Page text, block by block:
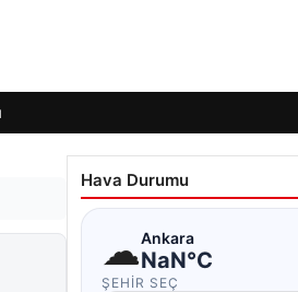
Hava Durumu
☁Ankara
NaN°C
ŞEHIR SEÇ